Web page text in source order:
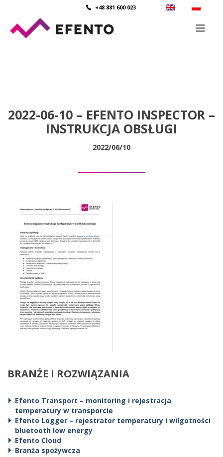
+48 881 600 023
2022-06-10 – EFENTO INSPECTOR –
INSTRUKCJA OBSŁUGI
2022/06/10
BRANŻE I ROZWIĄZANIA
Efento Transport – monitoring i rejestracja
temperatury w transporcie
Efento Logger – rejestrator temperatury i wilgotności
bluetooth low energy
Efento Cloud
Branża spożywcza